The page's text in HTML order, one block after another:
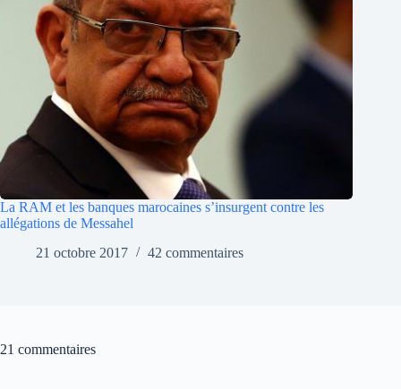
La RAM et les banques marocaines s’insurgent contre les
allégations de Messahel
21 octobre 2017
42 commentaires
21 commentaires